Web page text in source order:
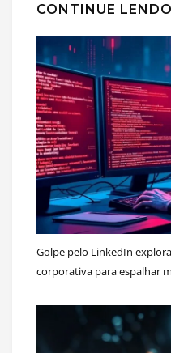
CONTINUE LENDO
Golpe pelo LinkedIn
corporativa para espalhar